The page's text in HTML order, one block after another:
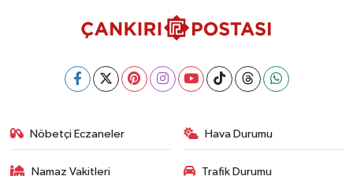
Nöbetçi Eczaneler Hava Durumu
Namaz Vakitleri Trafik Durumu